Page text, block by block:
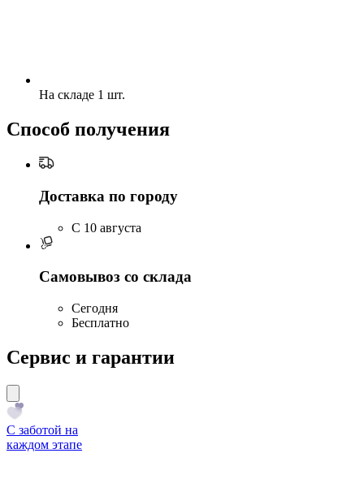
На складе 1 шт.
Способ получения
Доставка по городу
C 10 августа
Самовывоз со склада
Сегодня
Бесплатно
Сервис и гарантии
С заботой на
каждом этапе